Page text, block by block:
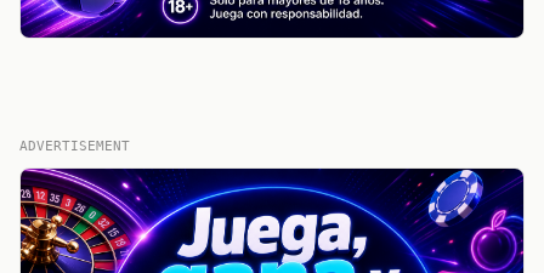
ADVERTISEMENT